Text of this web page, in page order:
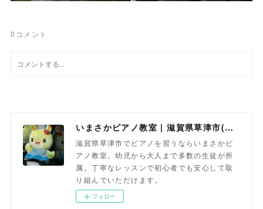
0 コメント
いまさかピアノ教室 | 滋賀県草津市(南草津)のピアノ教室
滋賀県草津市でピアノを習うならいまさかピ
アノ教室。幼児から大人まで多数の生徒が所
属。丁寧なレッスンで初心者でも安心して取
り組んでいただけます。
フォロー